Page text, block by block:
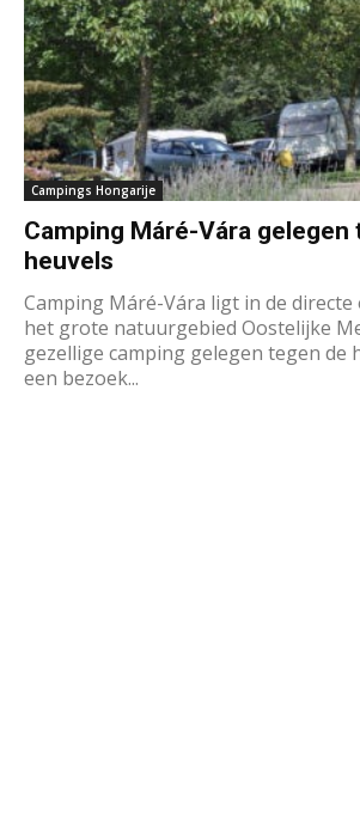
Campings Hongarije
Camping Máré-Vára gelegen
heuvels
Camping Máré-Vára ligt in de directe
het grote natuurgebied Oostelijke
gezellige camping gelegen tegen de
een bezoek...